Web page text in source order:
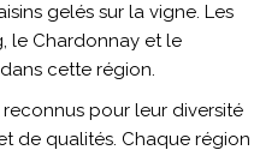
gelés sur la vigne. Les
le Chardonnay et le
cette région.
reconnus pour leur diversité
de qualités. Chaque région